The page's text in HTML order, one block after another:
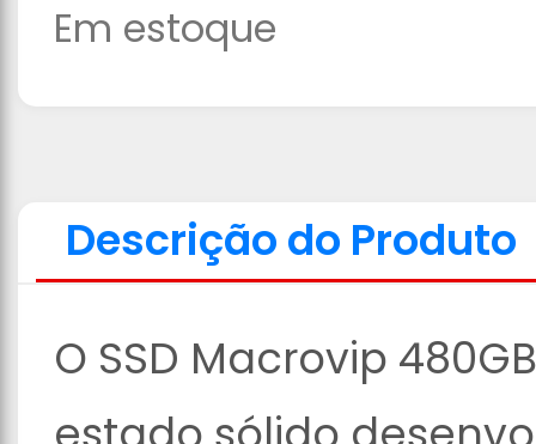
Em estoque
Descrição do Produto
O SSD Macrovip